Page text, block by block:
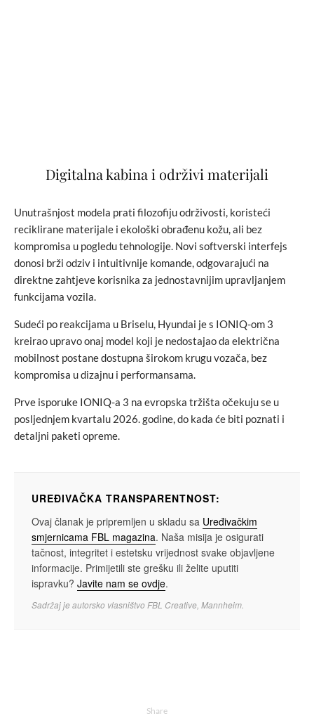
Digitalna kabina i održivi materijali
Unutrašnjost modela prati filozofiju održivosti, koristeći
reciklirane materijale i ekološki obrađenu kožu, ali bez
kompromisa u pogledu tehnologije. Novi softverski interfejs
donosi brži odziv i intuitivnije komande, odgovarajući na
direktne zahtjeve korisnika za jednostavnijim upravljanjem
funkcijama vozila.
Sudeći po reakcijama u Briselu, Hyundai je s IONIQ-om 3
kreirao upravo onaj model koji je nedostajao da električna
mobilnost postane dostupna širokom krugu vozača, bez
kompromisa u dizajnu i performansama.
Prve isporuke IONIQ-a 3 na evropska tržišta očekuju se u
posljednjem kvartalu 2026. godine, do kada će biti poznati i
detaljni paketi opreme.
UREĐIVAČKA TRANSPARENTNOST:
Ovaj članak je pripremljen u skladu sa Uređivačkim
smjernicama FBL magazina. Naša misija je osigurati
tačnost, integritet i estetsku vrijednost svake objavljene
informacije. Primijetili ste grešku ili želite uputiti
ispravku? Javite nam se ovdje.
Sadržaj je autorsko vlasništvo FBL Creative, Mannheim.
Share